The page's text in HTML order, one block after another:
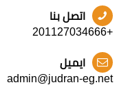
اتصل بنا
+201127034666
ايميل
admin@judran-eg.net